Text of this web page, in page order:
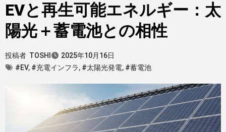
EVと再生可能エネルギー：太
陽光＋蓄電池との相性
投稿者 TOSHI
2025年10月16日
#EV, #充電インフラ, #太陽光発電, #蓄電池